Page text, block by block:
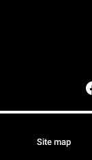
Site map